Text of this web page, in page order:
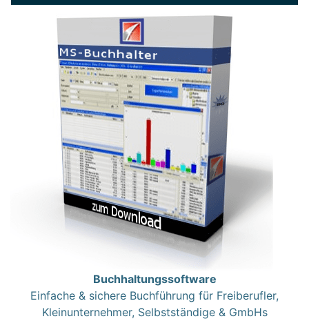
Buchhaltungssoftware
Einfache & sichere Buchführung für Freiberufler,
Kleinunternehmer, Selbstständige & GmbHs